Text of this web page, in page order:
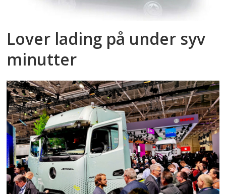
Lover lading på under syv
minutter